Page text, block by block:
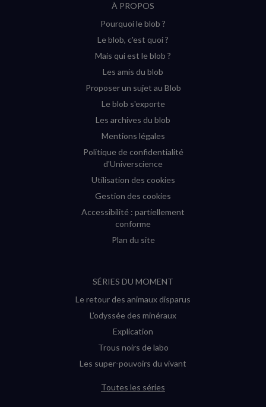
Instagram
(nouvelle
sur
Facebook
(nouvelle
À PROPOS
Pourquoi le blob ?
Le blob, c'est quoi ?
Mais qui est le blob ?
Les amis du blob
Proposer un sujet au Blob
Le blob s'exporte
Les archives du blob
Mentions légales
Politique de confidentialité
d'Universcience
Utilisation des cookies
Gestion des cookies
Accessibilité : partiellement
conforme
Plan du site
SÉRIES DU MOMENT
Le retour des animaux disparus
L’odyssée des minéraux
Explication
Trous noirs de labo
Les super-pouvoirs du vivant
Toutes les séries